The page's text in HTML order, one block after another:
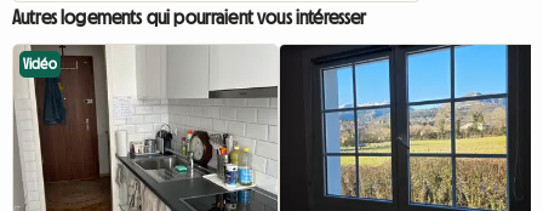
Autres logements qui pourraient vous intéresser
Vidéo